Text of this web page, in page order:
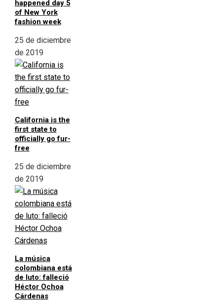
happened day 5
of New York
fashion week
25 de diciembre
de 2019
California is the
first state to
officially go fur-
free
25 de diciembre
de 2019
La música
colombiana está
de luto: falleció
Héctor Ochoa
Cárdenas